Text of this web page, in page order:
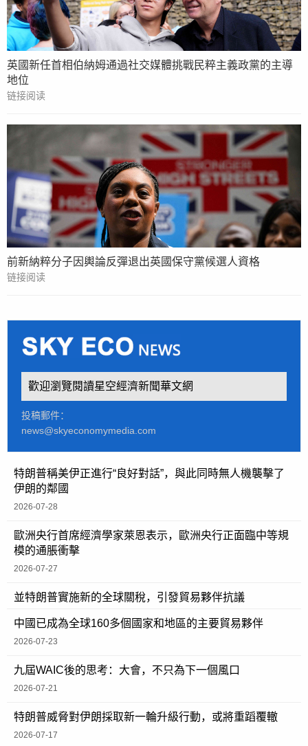
英國新任首相伯納姆通過社交媒體挑戰民粹主義政黨的主導
地位
链接阅读
前新納粹分子因輿論反彈退出英國保守黨候選人資格
链接阅读
歡迎瀏覽閱讀星空經濟新聞華文網
投稿郵件：
news@skyeconomymedia.com
特朗普稱美伊正進行“良好對話”，與此同時無人機襲擊了
伊朗的鄰國
2026-07-28
歐洲央行首席經濟學家萊恩表示，歐洲央行正面臨中等規
模的通脹衝擊
2026-07-27
並特朗普實施新的全球關稅，引發貿易夥伴抗議
中國已成為全球160多個國家和地區的主要貿易夥伴
2026-07-23
九屆WAIC後的思考：大會，不只為下一個風口
2026-07-21
特朗普威脅對伊朗採取新一輪升級行動，或將重蹈覆轍
2026-07-17